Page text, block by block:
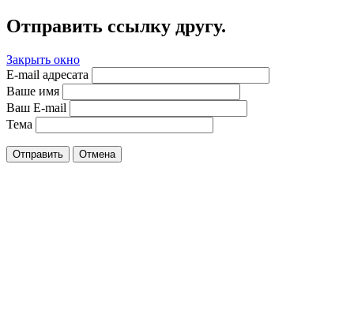
Отправить ссылку другу.
Закрыть окно
E-mail адресата
Ваше имя
Ваш E-mail
Тема
Отправить Отмена